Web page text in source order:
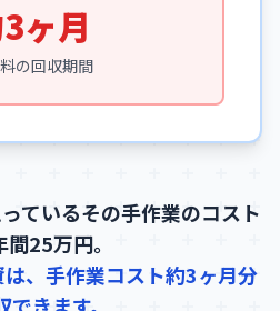
ヶ月
の回収期間
ているその手作業のコスト
25万円。
、手作業コスト約3ヶ月分